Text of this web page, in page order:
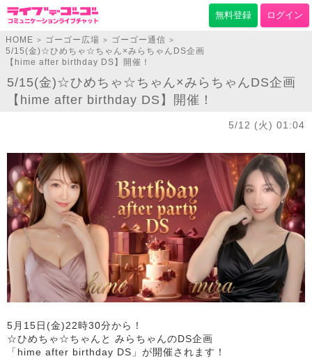
無料登録 ログイン
HOME > ゴーゴー広場 > ゴーゴー通信 >
5/15(金)☆ひめちゃ☆ちゃん×みらちゃんDS企画
【hime after birthday DS】開催！
5/15(金)☆ひめちゃ☆ちゃん×みらちゃんDS企画
【hime after birthday DS】開催！
5/12 (火) 01:04
5月15日(金)22時30分から！
☆ひめちゃ☆ちゃんと みらちゃんのDS企画
「hime after birthday DS」が開催されます！